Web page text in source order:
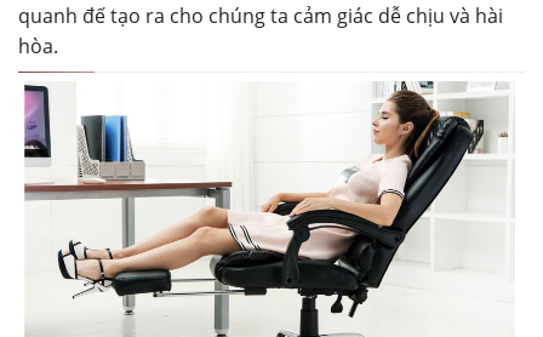
quanh đế tạo ra cho chúng ta cảm giác dễ chịu và hài
hòa.